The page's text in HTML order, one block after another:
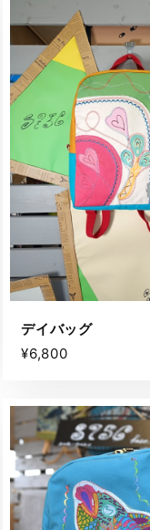
デイバッグ
¥6,800